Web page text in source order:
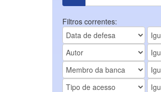
Filtros correntes: